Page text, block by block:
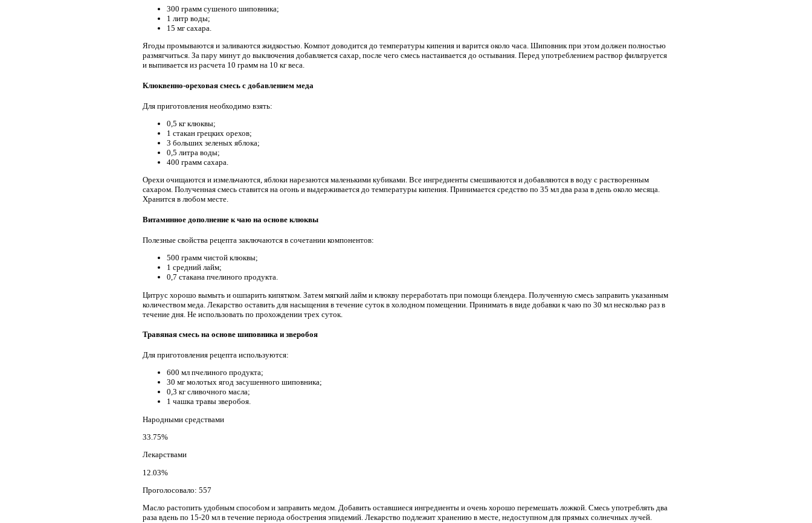
300 грамм сушеного шиповника;
1 литр воды;
15 мг сахара.
Ягоды промываются и заливаются жидкостью. Компот доводится до температуры кипения и варится около часа. Шиповник при этом должен полностью
размягчиться. За пару минут до выключения добавляется сахар, после чего смесь настаивается до остывания. Перед употреблением раствор фильтруется
и выпивается из расчета 10 грамм на 10 кг веса.
Клюквенно-ореховая смесь с добавлением меда
Для приготовления необходимо взять:
0,5 кг клюквы;
1 стакан грецких орехов;
3 больших зеленых яблока;
0,5 литра воды;
400 грамм сахара.
Орехи очищаются и измельчаются, яблоки нарезаются маленькими кубиками. Все ингредиенты смешиваются и добавляются в воду с растворенным
сахаром. Полученная смесь ставится на огонь и выдерживается до температуры кипения. Принимается средство по 35 мл два раза в день около месяца.
Хранится в любом месте.
Витаминное дополнение к чаю на основе клюквы
Полезные свойства рецепта заключаются в сочетании компонентов:
500 грамм чистой клюквы;
1 средний лайм;
0,7 стакана пчелиного продукта.
Цитрус хорошо вымыть и ошпарить кипятком. Затем мягкий лайм и клюкву переработать при помощи блендера. Полученную смесь заправить указанным
количеством меда. Лекарство оставить для насыщения в течение суток в холодном помещении. Принимать в виде добавки к чаю по 30 мл несколько раз в
течение дня. Не использовать по прохождении трех суток.
Травяная смесь на основе шиповника и зверобоя
Для приготовления рецепта используются:
600 мл пчелиного продукта;
30 мг молотых ягод засушенного шиповника;
0,3 кг сливочного масла;
1 чашка травы зверобоя.
Народными средствами
33.75%
Лекарствами
12.03%
Проголосовало: 557
Масло растопить удобным способом и заправить медом. Добавить оставшиеся ингредиенты и очень хорошо перемешать ложкой. Смесь употреблять два
раза вдень по 15-20 мл в течение периода обострения эпидемий. Лекарство подлежит хранению в месте, недоступном для прямых солнечных лучей.